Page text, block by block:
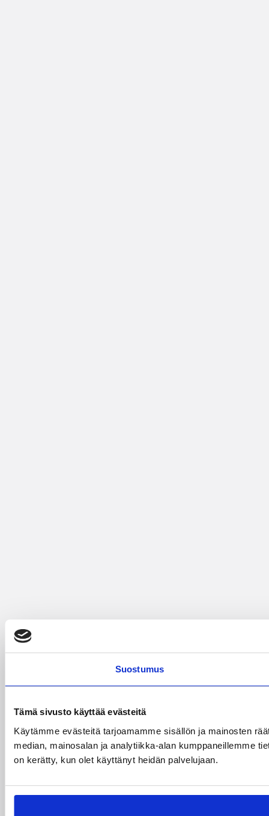
Suostumus
Tämä sivusto käyttää evästeitä
Käytämme evästeitä tarjoamamme sisällön ja mainosten
median, mainosalan ja analytiikka-alan kumppaneillemme
on kerätty, kun olet käyttänyt heidän palvelujaan.